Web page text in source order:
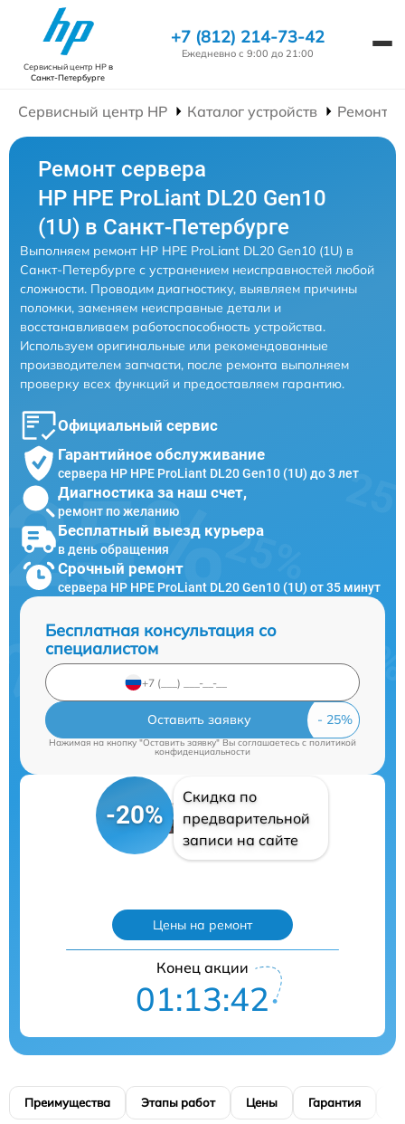
Сервисный центр HPв
Санкт-Петербурге
+7 (812) 214-73-42
Ежедневно с 9:00 до 21:00
Сервисный центр HP Каталог устройств Ремонт
Ремонт сервера
HP HPE ProLiant DL20 Gen10
(1U) в Санкт-Петербурге
Выполняем ремонт HP HPE ProLiant DL20 Gen10 (1U) в
Санкт-Петербурге с устранением неисправностей любой
сложности. Проводим диагностику, выявляем причины
поломки, заменяем неисправные детали и
восстанавливаем работоспособность устройства.
Используем оригинальные или рекомендованные
производителем запчасти, после ремонта выполняем
проверку всех функций и предоставляем гарантию.
Официальный сервис
Гарантийное обслуживание
сервера HP HPE ProLiant DL20 Gen10 (1U) до 3 лет
Диагностика за наш счет,
ремонт по желанию
Бесплатный выезд курьера
в день обращения
Срочный ремонт
сервера HP HPE ProLiant DL20 Gen10 (1U) от 35 минут
Бесплатная консультация со
специалистом
Оставить заявку
Нажимая на кнопку "Оставить заявку" Вы соглашаетесь cполитикой
конфиденциальности
-20%
Скидка по
предварительной
записи на сайте
Цены на ремонт
Конец акции
01:13:41
Преимущества Этапы работ Цены Гарантия